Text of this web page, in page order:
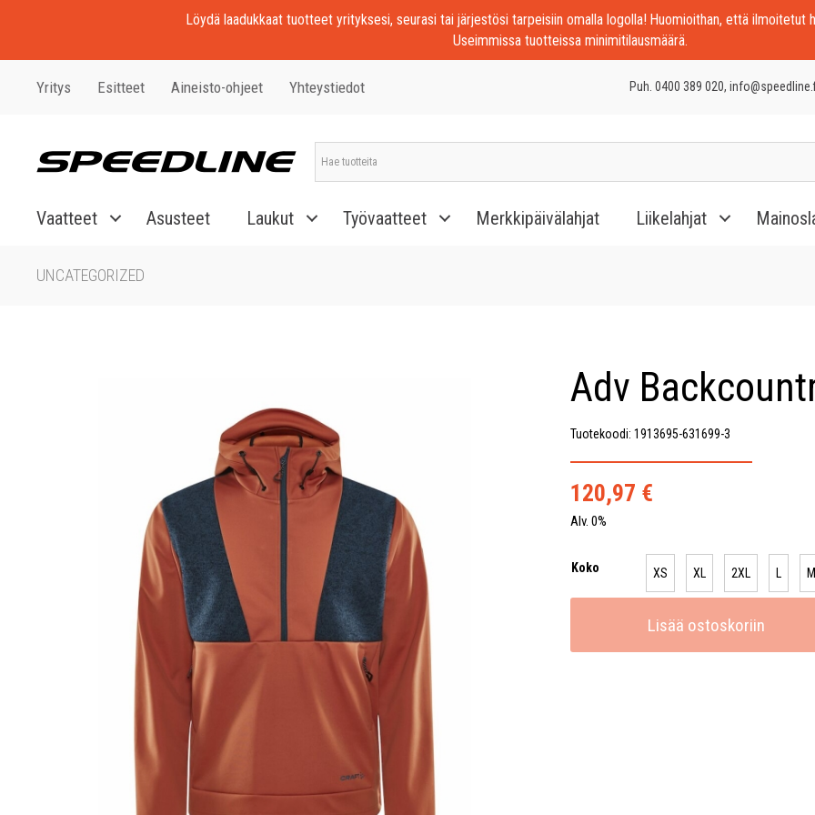
Löydä laadukkaat tuotteet yrityksesi, seurasi tai järjestösi tarpeisiin omalla logolla! Huomioithan, että ilmoitetut
Useimmissa tuotteissa minimitilausmäärä.
Yritys Esitteet Aineisto-ohjeet Yhteystiedot Puh. 0400 389 020,
Vaatteet Asusteet Laukut Työvaatteet Merkkipäivälahjat Liikelahjat
UNCATEGORIZED
Adv
Tuotekoodi: 1913695-631699-3
120,97 €
Alv. 0%
Koko XS XL 2XL L M
Lisää ostoskoriin